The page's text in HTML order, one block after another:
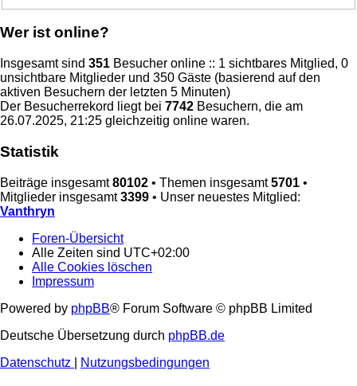
Wer ist online?
Insgesamt sind 351 Besucher online :: 1 sichtbares Mitglied, 0
unsichtbare Mitglieder und 350 Gäste (basierend auf den
aktiven Besuchern der letzten 5 Minuten)
Der Besucherrekord liegt bei 7742 Besuchern, die am
26.07.2025, 21:25 gleichzeitig online waren.
Statistik
Beiträge insgesamt80102 • Themen insgesamt5701 •
Mitglieder insgesamt3399 • Unser neuestes Mitglied:
Vanthryn
Foren-Übersicht
Alle Zeiten sind UTC+02:00
Alle Cookies löschen
Impressum
Powered by phpBB® Forum Software © phpBB Limited
Deutsche Übersetzung durch phpBB.de
Datenschutz
Nutzungsbedingungen